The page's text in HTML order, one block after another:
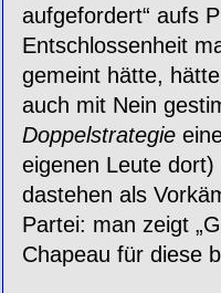
aufgefordert“ aufs
Entschlossenheit
gemeint hätte,
auch mit Nein
Doppelstrategie
eigenen Leute
dastehen als
Partei: man zeigt
Chapeau für diese